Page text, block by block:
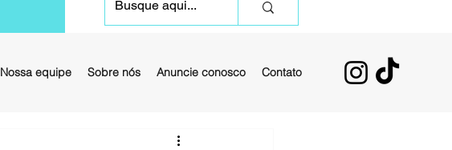
Nossa equipe Sobre nós Anuncie conosco Contato